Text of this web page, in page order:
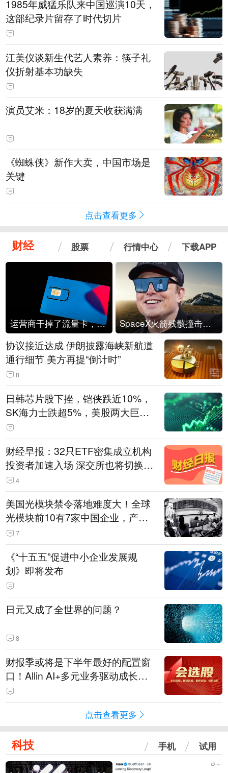
1985年威猛乐队来中国巡演10天，
这部纪录片留存了时代切片
江美仪谈新生代艺人素养：筷子礼
仪折射基本功缺失
演员艾米：18岁的夏天收获满满
《蜘蛛侠》新作大卖，中国市场是
关键
点击查看更多
财经 股票 行情中心 下载APP
运营商干掉了流量卡，他们真的玩不起了 SpaceX火箭残骸撞击月球
协议接近达成 伊朗披露海峡新航道
通行细节 美方再提“倒计时”
8
日韩芯片股下挫，铠侠跌近10%，
SK海力士跌超5%，美股两大巨头
遭遇业绩杀
财经早报：32只ETF密集成立机构
投资者加速入场 深交所也将切换交
易线路
4
美国光模块禁令落地难度大！全球
光模块前10有7家中国企业，产业
界人士：想“脱钩”并不容易
7
《“十五五”促进中小企业发展规
划》即将发布
日元又成了全世界的问题？
8
财报季或将是下半年最好的配置窗
口！Allin AI+多元业务驱动成长；
领先数智技术服务商，AI带来新机
遇
点击查看更多
科技 手机 试用